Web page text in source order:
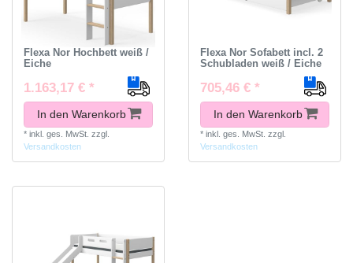
Flexa Nor Hochbett weiß /
Eiche
1.163,17 € *
In den Warenkorb
* inkl. ges. MwSt. zzgl.
Versandkosten
Flexa Nor Sofabett incl. 2
Schubladen weiß / Eiche
705,46 € *
In den Warenkorb
* inkl. ges. MwSt. zzgl.
Versandkosten